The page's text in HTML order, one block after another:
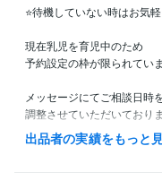
⭐️待機していない時はお気
現在乳児を育児
予約設定の枠が限られてい
メッセージにてご
調整させていただいて
お気軽にメッセージくださ
出品者の実績をもっと